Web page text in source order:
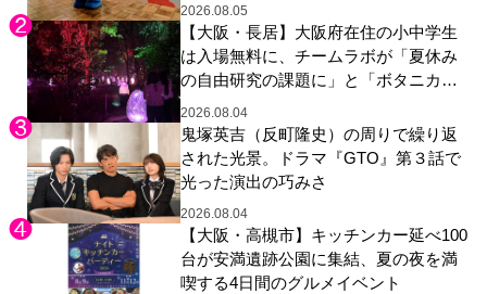
2026.08.05
【大阪・長居】大阪府在住の小中学生
は入場無料に、チームラボが「夏休み
の自由研究の課題に」と「ボタニカル
ガーデン 大阪」へ招待
2026.08.04
鬼塚英吉（反町隆史）の周りで繰り返
された光景。ドラマ『GTO』第３話で
光った演出の巧みさ
2026.08.04
【大阪・高槻市】キッチンカー延べ100
台が安満遺跡公園に集結、夏の夜を満
喫する4日間のグルメイベント